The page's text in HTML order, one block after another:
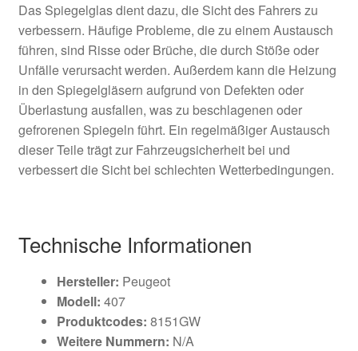
Das Spiegelglas dient dazu, die Sicht des Fahrers zu
verbessern. Häufige Probleme, die zu einem Austausch
führen, sind Risse oder Brüche, die durch Stöße oder
Unfälle verursacht werden. Außerdem kann die Heizung
in den Spiegelgläsern aufgrund von Defekten oder
Überlastung ausfallen, was zu beschlagenen oder
gefrorenen Spiegeln führt. Ein regelmäßiger Austausch
dieser Teile trägt zur Fahrzeugsicherheit bei und
verbessert die Sicht bei schlechten Wetterbedingungen.
Technische Informationen
Hersteller: Peugeot
Modell: 407
Produktcodes: 8151GW
Weitere Nummern: N/A